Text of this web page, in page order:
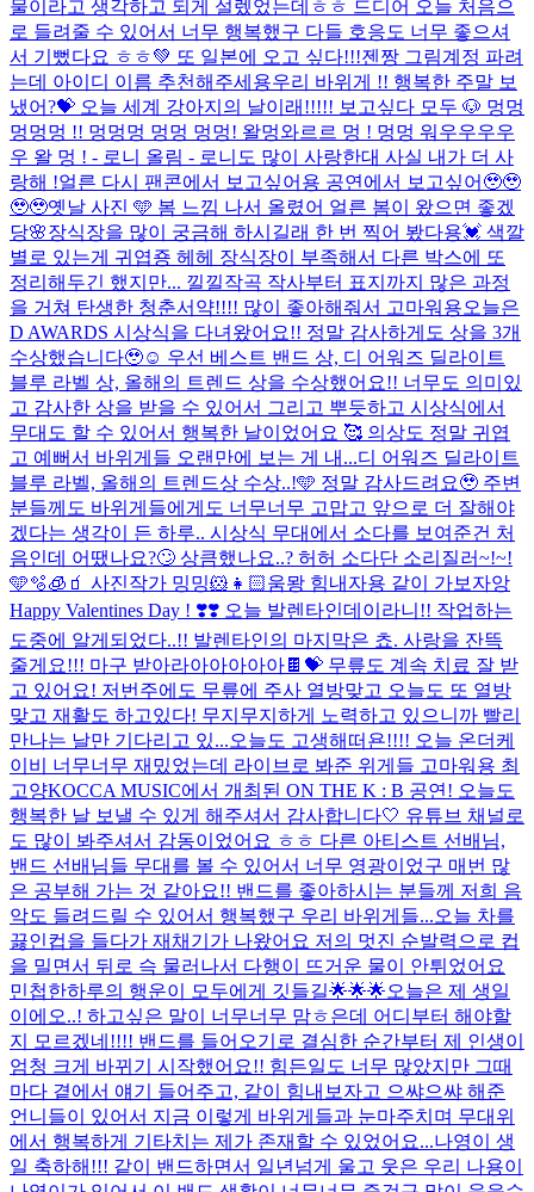
물이라고 생각하고 되게 설렜었는데ㅎㅎ 드디어 오늘 처음으
로 들려줄 수 있어서 너무 행복했구 다들 호응도 너무 좋으셔
서 기뻤다요 ㅎㅎ💚 또 일본에 오고 싶다!!!젠짱 그림계정 파려
는데 아이디 이름 추천해주세용우리 바위게 !! 행복한 주말 보
냈어?💝 오늘 세계 강아지의 날이래!!!!! 보고싶다 모두 🐶 멍멍
멍멍멍 !! 멍멍멍 멍멍 멍멍! 왈멍와르르 멍 ! 멍멍 워우우우우
우 왈 멍 ! - 로니 올림 - 로니도 많이 사랑한대 사실 내가 더 사
랑해 !얼른 다시 팬콘에서 보고싶어용 공연에서 보고싶어🥹🥹
🥹🥹옛날 사진 🩵 봄 느낌 나서 올렸어 얼른 봄이 왔으면 좋겠
당🌸장식장을 많이 궁금해 하시길래 한 번 찍어 봤다용💓 색깔
별로 있는게 귀엽죵 헤헤 장식장이 부족해서 다른 박스에 또
정리해두긴 했지만... 낄낄작곡 작사부터 표지까지 많은 과정
을 거쳐 탄생한 청춘서약!!!! 많이 좋아해줘서 고마워용오늘은
D AWARDS 시상식을 다녀왔어요!! 정말 감사하게도 상을 3개
수상했습니다🥹☺️ 우선 베스트 밴드 상, 디 어워즈 딜라이트
블루 라벨 상, 올해의 트렌드 상을 수상했어요!! 너무도 의미있
고 감사한 상을 받을 수 있어서 그리고 뿌듯하고 시상식에서
무대도 할 수 있어서 행복한 날이었어요 🥰 의상도 정말 귀엽
고 예뻐서 바위게들 오랜만에 보는 게 내...디 어워즈 딜라이트
블루 라벨, 올해의 트렌드상 수상..!🩵 정말 감사드려요🥹 주변
분들께도 바위게들에게도 너무너무 고맙고 앞으로 더 잘해야
겠다는 생각이 든 하루.. 시상식 무대에서 소다를 보여준건 처
음인데 어땠나요?🙄 상큼했나요..? 허허 소다단 소리질러~!~!
🩵🫧🧊🧃 사진작가 밍밍🐹👧🏻움뫙 힘내자용 같이 가보자앙
Happy Valentines Day ! ❣️❣️ 오늘 발렌타인데이라니!! 작업하는
도중에 알게되었다..!! 발렌타인의 마지막은 쵸. 사랑을 잔뜩
줄게요!!! 마구 받아라아아아아아🍫💝 무릎도 계속 치료 잘 받
고 있어요! 저번주에도 무릎에 주사 열방맞고 오늘도 또 열방
맞고 재활도 하고있다! 무지무지하게 노력하고 있으니까 빨리
만나는 날만 기다리고 있...오늘도 고생해떠욘!!!! 오늘 온더케
이비 너무너무 재밌었는데 라이브로 봐준 위게들 고마워용 최
고양KOCCA MUSIC에서 개최된 ON THE K : B 공연! 오늘도
행복한 날 보낼 수 있게 해주셔서 감사합니다🤍 유튜브 채널로
도 많이 봐주셔서 감동이었어요 ㅎㅎ 다른 아티스트 선배님,
밴드 선배님들 무대를 볼 수 있어서 너무 영광이었구 매번 많
은 공부해 가는 것 같아요!! 밴드를 좋아하시는 분들께 저희 음
악도 들려드릴 수 있어서 행복했구 우리 바위게들...오늘 차를
끓인컵을 들다가 재채기가 나왔어요 저의 멋진 순발력으로 컵
을 밀면서 뒤로 슥 물러나서 다행이 뜨거운 물이 안튀었어요
민첩한하루의 행운이 모두에게 깃들길🌟🌟🌟오늘은 제 생일
이에오..! 하고싶은 말이 너무너무 맘ㅎ은데 어디부터 해야할
지 모르겠네!!!! 밴드를 들어오기로 결심한 순간부터 제 인생이
엄청 크게 바뀌기 시작했어요!! 힘든일도 너무 많았지만 그때
마다 곁에서 얘기 들어주고, 같이 힘내보자고 으쌰으쌰 해준
언니들이 있어서 지금 이렇게 바위게들과 눈마주치며 무대위
에서 행복하게 기타치는 제가 존재할 수 있었어요...나영이 생
일 축하해!!! 같이 밴드하면서 일년넘게 울고 웃은 우리 나용이